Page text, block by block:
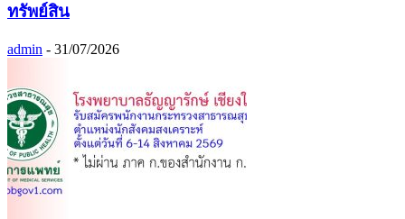
ทรัพย์สิน
admin - 31/07/2026